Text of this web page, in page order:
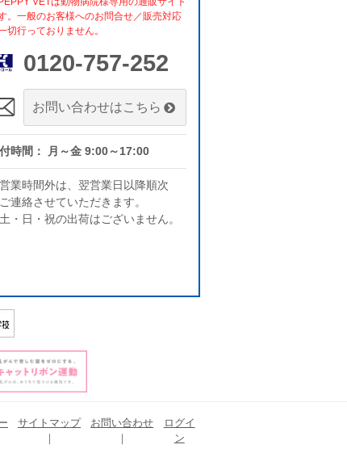
。一般のお客様へのお問合せ／販売対応
切行っておりません。
0120-757-252
お問い合わせはこちら
時間： 月～金 9:00～17:00
業時間外は、翌営業日以降順次
ご連絡させていただきます。
・日・祝の出荷はございません。
サイトマップ お問い合わせ
ログイ
ン